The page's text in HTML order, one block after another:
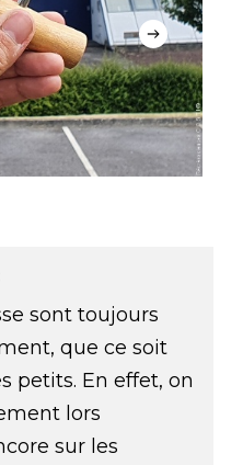
sont toujours
que ce soit
petits. En effet, on
lors
sur les